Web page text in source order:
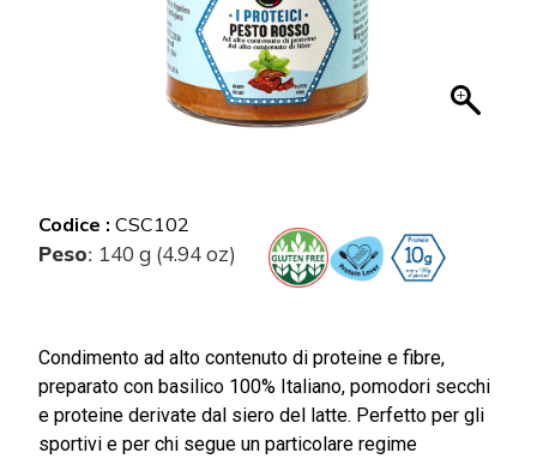
Codice : CSC102
Peso: 140 g (4.94 oz)
Condimento ad alto contenuto di proteine e fibre,
preparato con basilico 100% Italiano, pomodori secchi
e proteine derivate dal siero del latte. Perfetto per gli
sportivi e per chi segue un particolare regime